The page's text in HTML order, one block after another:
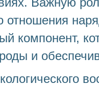
отношения
компонент,
и